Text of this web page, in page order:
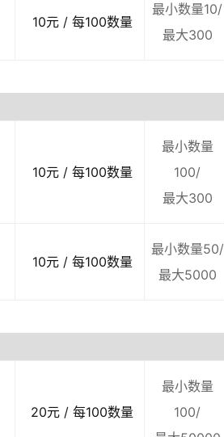
10元 / 每100数量
最小数量10/
最大300
10元 / 每100数量
最小数量
100/
最大300
10元 / 每100数量
最小数量50/
最大5000
20元 / 每100数量
最小数量
100/